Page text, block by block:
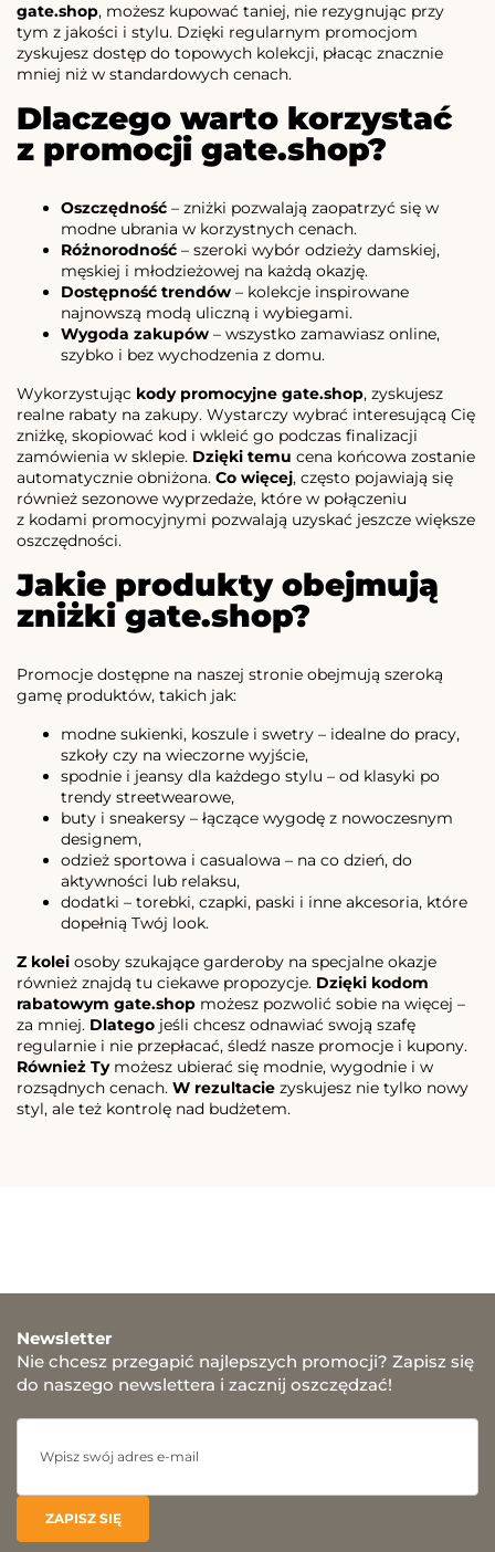
gate.shop, możesz kupować taniej, nie rezygnując przy
tym z jakości i stylu. Dzięki regularnym promocjom
zyskujesz dostęp do topowych kolekcji, płacąc znacznie
mniej niż w standardowych cenach.
Dlaczego warto korzystać
z promocji gate.shop?
Oszczędność – zniżki pozwalają zaopatrzyć się w
modne ubrania w korzystnych cenach.
Różnorodność – szeroki wybór odzieży damskiej,
męskiej i młodzieżowej na każdą okazję.
Dostępność trendów – kolekcje inspirowane
najnowszą modą uliczną i wybiegami.
Wygoda zakupów – wszystko zamawiasz online,
szybko i bez wychodzenia z domu.
Wykorzystując kody promocyjne gate.shop, zyskujesz
realne rabaty na zakupy. Wystarczy wybrać interesującą Cię
zniżkę, skopiować kod i wkleić go podczas finalizacji
zamówienia w sklepie. Dzięki temu cena końcowa zostanie
automatycznie obniżona. Co więcej, często pojawiają się
również sezonowe wyprzedaże, które w połączeniu
z kodami promocyjnymi pozwalają uzyskać jeszcze większe
oszczędności.
Jakie produkty obejmują
zniżki gate.shop?
Promocje dostępne na naszej stronie obejmują szeroką
gamę produktów, takich jak:
modne sukienki, koszule i swetry – idealne do pracy,
szkoły czy na wieczorne wyjście,
spodnie i jeansy dla każdego stylu – od klasyki po
trendy streetwearowe,
buty i sneakersy – łączące wygodę z nowoczesnym
designem,
odzież sportowa i casualowa – na co dzień, do
aktywności lub relaksu,
dodatki – torebki, czapki, paski i inne akcesoria, które
dopełnią Twój look.
Z kolei osoby szukające garderoby na specjalne okazje
również znajdą tu ciekawe propozycje. Dzięki kodom
rabatowym gate.shop możesz pozwolić sobie na więcej –
za mniej. Dlatego jeśli chcesz odnawiać swoją szafę
regularnie i nie przepłacać, śledź nasze promocje i kupony.
Również Tymożesz ubierać się modnie, wygodnie i w
rozsądnych cenach. W rezultacie zyskujesz nie tylko nowy
styl, ale też kontrolę nad budżetem.
Newsletter
Nie chcesz przegapić najlepszych promocji? Zapisz się
do naszego newslettera i zacznij oszczędzać!